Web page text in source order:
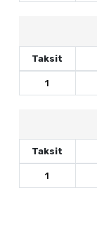
Taksit
1
Taksit
1